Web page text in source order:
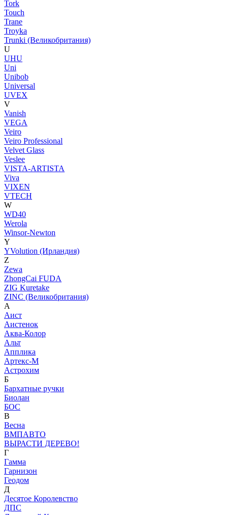
Tork
Touch
Trane
Troyka
Trunki (Великобритания)
U
UHU
Uni
Unibob
Universal
UVEX
V
Vanish
VEGA
Veiro
Veiro Professional
Velvet Glass
Veslee
VISTA-ARTISTA
Viva
VIXEN
VTECH
W
WD40
Werola
Winsor-Newton
Y
YVolution (Ирландия)
Z
Zewa
ZhongCai FUDA
ZIG Kuretake
ZINC (Великобритания)
А
Аист
Аистенок
Аква-Колор
Альт
Апплика
Артекс-М
Астрохим
Б
Бархатные ручки
Биолан
БОС
В
Весна
ВМПАВТО
ВЫРАСТИ ДЕРЕВО!
Г
Гамма
Гарнизон
Геодом
Д
Десятое Королевство
ДПС